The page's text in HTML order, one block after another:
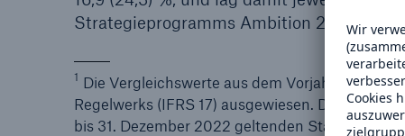
Strategieprogramms Ambition 2025.
1 Die Vergleichswerte aus dem Vorjahr werden
Regelwerks (IFRS 17) ausgewiesen. Die
bis 31. Dezember 2022 geltenden Standard